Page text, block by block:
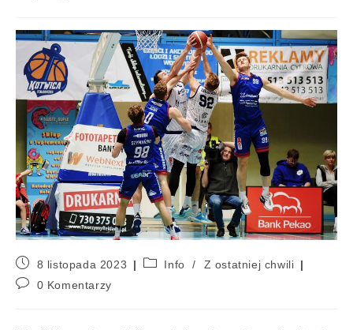
8 listopada 2023 Info /
Z ostatniej chwili
0 Komentarzy